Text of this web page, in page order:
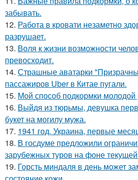
забывать.
12. Работа в кровати незаметно
разрушает.
13. Воля к жизни возможности
превосходит.
14. Страшные аватарки
пассажиров Uber в Китае пугали.
15. Мой способ подкормки
16. Выйдя из тюрьмы, девушка
букет на могилу мужа.
17. 1941 год. Украина, первые
18. В госдуме предложили
зарубежных туров на фоне
19. Горсть миндаля в день может